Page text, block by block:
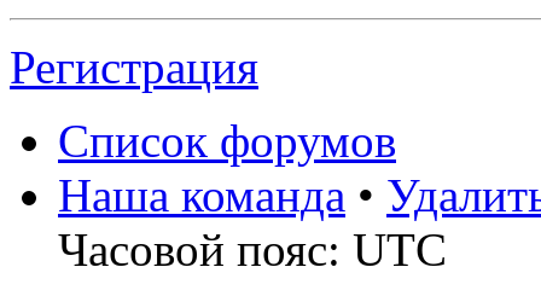
Регистрация
Список форумов
Наша команда •
Часовой пояс: UTC